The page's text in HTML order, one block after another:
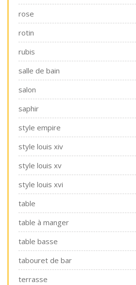
rose
rotin
rubis
salle de bain
salon
saphir
style empire
style louis xiv
style louis xv
style louis xvi
table
table à manger
table basse
tabouret de bar
terrasse